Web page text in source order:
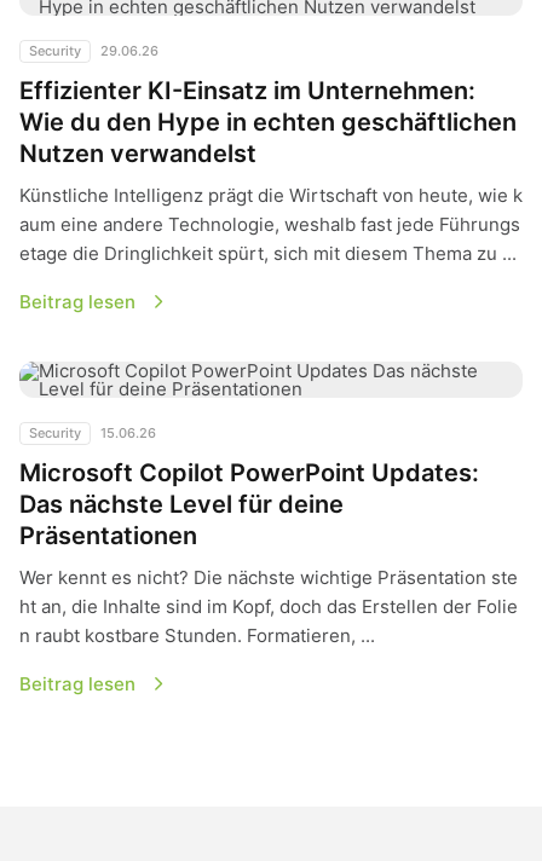
Security 29.06.26
Effizienter KI-Einsatz im Unternehmen:
Wie du den Hype in echten geschäftlichen
Nutzen verwandelst
Künstliche Intelligenz prägt die Wirtschaft von heute, wie k
aum eine andere Technologie, weshalb fast jede Führungs
etage die Dringlichkeit spürt, sich mit diesem Thema zu ...
Beitrag lesen
Security 15.06.26
Microsoft Copilot PowerPoint Updates:
Das nächste Level für deine
Präsentationen
Wer kennt es nicht? Die nächste wichtige Präsentation ste
ht an, die Inhalte sind im Kopf, doch das Erstellen der Folie
n raubt kostbare Stunden. Formatieren, ...
Beitrag lesen
Microsoft Copilot PowerPoint Updates: Das nächste Level